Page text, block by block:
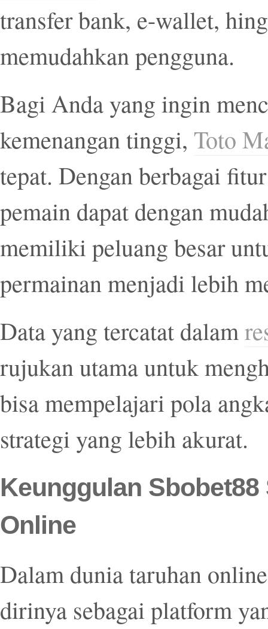
transfer bank, e-wallet,
memudahkan pengguna.
Bagi Anda yang ingin
kemenangan tinggi, Toto
tepat. Dengan berbagai
pemain dapat dengan
memiliki peluang besar
permainan menjadi lebih
Data yang tercatat dalam
rujukan utama untuk
bisa mempelajari pola
strategi yang lebih akurat.
Keunggulan
Online
Dalam dunia taruhan
dirinya sebagai platform